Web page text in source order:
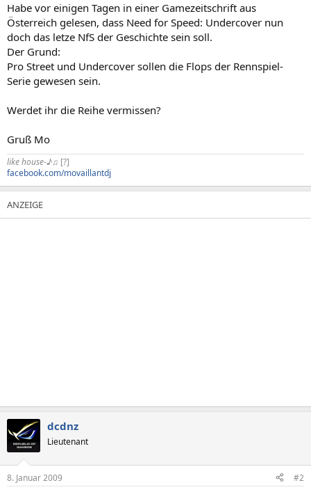
Habe vor einigen Tagen in einer Gamezeitschrift aus
Österreich gelesen, dass Need for Speed: Undercover nun
doch das letze NfS der Geschichte sein soll.
Der Grund:
Pro Street und Undercover sollen die Flops der Rennspiel-
Serie gewesen sein.
Werdet ihr die Reihe vermissen?
Gruß Mo
like house-♪♫ [?]
facebook.com/movaillantdj
dcdnz
Lieutenant
8. Januar 2009 #2